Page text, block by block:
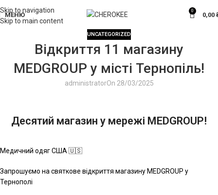
Skip to navigation
Skip to main content
МЕНЮ
0
0,00
UNCATEGORIZED
Відкриття 11 магазину
MEDGROUP у місті Тернопіль!
administratorOn 28/03/2025
Десятий магазин у мережі MEDGROUP!
Медичний одяг США 🇺🇸
Запрошуємо на святкове відкриття магазину MEDGROUP у
Тернополі